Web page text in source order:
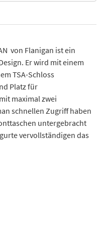
von Flanigan ist ein
Er wird mit einem
TSA-Schloss
Platz für
maximal zwei
schnellen Zugriff haben
untergebracht
vervollständigen das